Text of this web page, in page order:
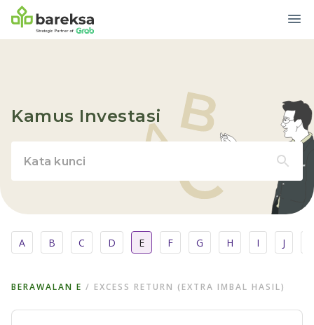
Kamus Investasi
A B C D E F G H I J
BERAWALAN E / EXCESS RETURN (EXTRA IMBAL HASIL)